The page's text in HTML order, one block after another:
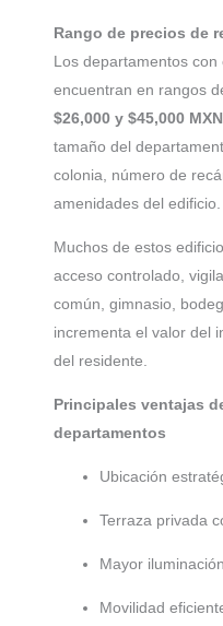
Rango de precios de
Los departamentos
encuentran en rangos
$26,000 y $45,000
tamaño del
colonia, número de
amenidades del edificio.
Muchos de estos
acceso controlado,
común, gimnasio,
incrementa el valor del
del residente.
Principales ventajas
departamentos
Ubicación
Terraza privada
Mayor
Movilidad